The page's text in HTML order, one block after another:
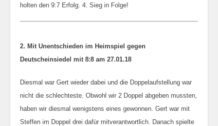
holten den 9:7 Erfolg. 4. Sieg in Folge!
2. Mit Unentschieden im Heimspiel gegen
Deutscheinsiedel mit 8:8 am 27.01.18
Diesmal war Gert wieder dabei und die Doppelaufstellung war
nicht die schlechteste. Obwohl wir 2 Doppel abgeben mussten,
haben wir diesmal wenigstens eines gewonnen. Gert war mit
Steffen im Doppel drei dafür mitverantwortlich. Danach spielte